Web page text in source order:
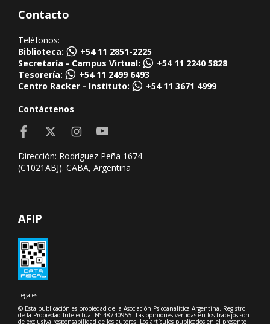
Contacto
Teléfonos:
Biblioteca:
+54 11 2851-2225
Secretaría - Campus Virtual:
+54 11 2240 5828
Tesorería:
+54 11 2499 6493
Centro Racker - Instituto:
+54 11 3671 4999
Contáctenos
Dirección: Rodríguez Peña 1674
(C1021ABJ). CABA, Argentina
AFIP
Legales
© Esta publicación es propiedad de la Asociación Psicoanalítica Argentina. Registro
de la Propiedad Intelectual Nº 48740955. Las opiniones vertidas en los trabajos son
de exclusiva responsabilidad de los autores. Los artículos publicados en el presente